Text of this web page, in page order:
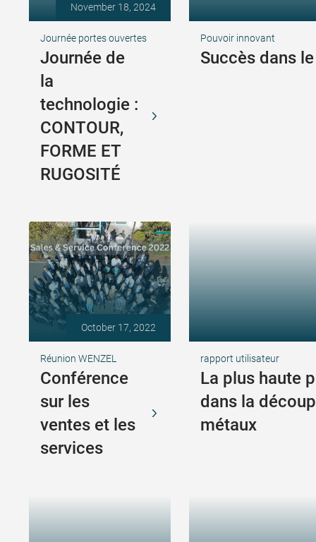
November 18, 2024
Journée portes ouvertes
Journée de
la
technologie :
CONTOUR,
FORME ET
RUGOSITÉ
Pouvoir innovant
Succès dans
October 17, 2022
Réunion WENZEL
Conférence
sur les
ventes et les
services
rapport utilisateur
La plus haute
dans la
métaux